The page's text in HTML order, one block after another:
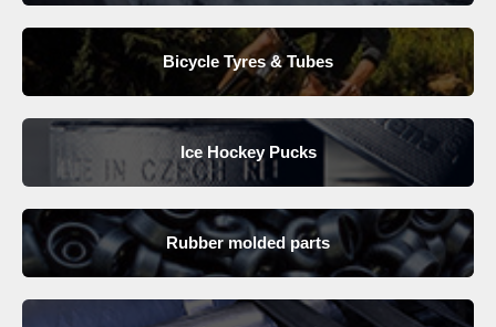
Bicycle Tyres & Tubes
Ice Hockey Pucks
Rubber molded parts